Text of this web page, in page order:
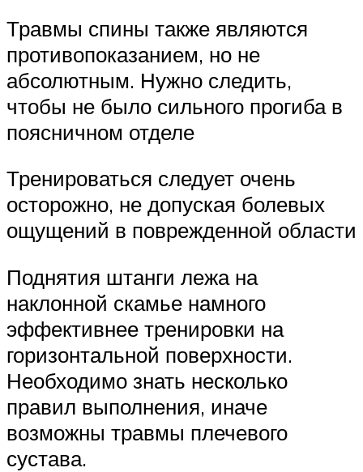
Травмы спины также являются
противопоказанием, но не
абсолютным. Нужно следить,
чтобы не было сильного прогиба в
поясничном отделе
Тренироваться следует очень
осторожно, не допуская болевых
ощущений в поврежденной области
Поднятия штанги лежа на
наклонной скамье намного
эффективнее тренировки на
горизонтальной поверхности.
Необходимо знать несколько
правил выполнения, иначе
возможны травмы плечевого
сустава.